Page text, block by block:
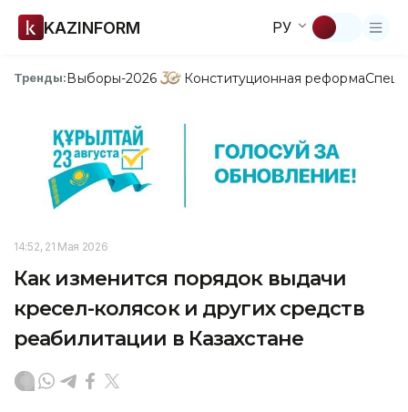
KAZINFORM РУ
Тренды:Выборы-2026 Конституционная реформа
14:52, 21 Мая 2026
Как изменится порядок выдачи
кресел-колясок и других средств
реабилитации в Казахстане